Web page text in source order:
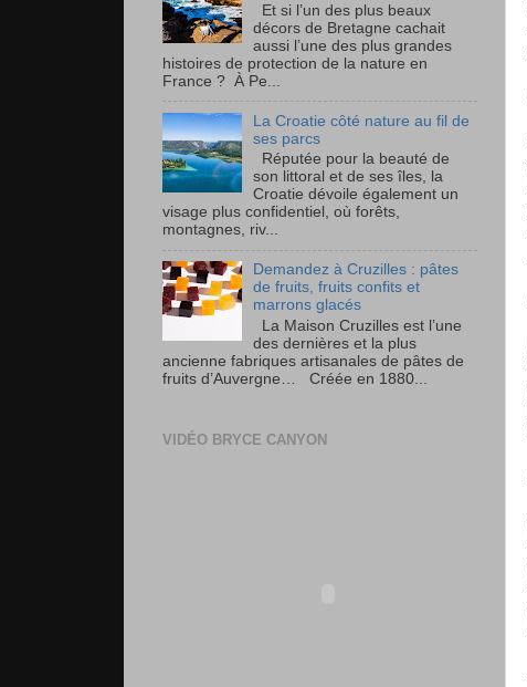
Et si l’un des plus beaux
décors de Bretagne cachait
aussi l’une des plus grandes
histoires de protection de la nature en
France ? À Pe...
La Croatie côté nature au fil de
ses parcs
Réputée pour la beauté de
son littoral et de ses îles, la
Croatie dévoile également un
visage plus confidentiel, où forêts,
montagnes, riv...
Demandez à Cruzilles : pâtes
de fruits, fruits confits et
marrons glacés
La Maison Cruzilles est l’une
des dernières et la plus
ancienne fabriques artisanales de pâtes de
fruits d’Auvergne… Créée en 1880...
VIDÉO BRYCE CANYON